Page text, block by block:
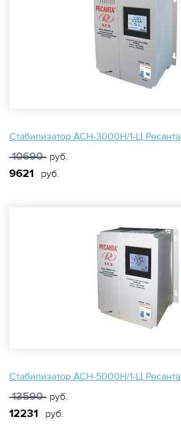
Стабилизатор АСН-3000Н/1-Ц Ресанта
10690 руб.
9621 руб.
Стабилизатор АСН-5000Н/1-Ц Ресанта
13590 руб.
12231 руб.